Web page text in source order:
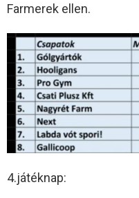
Farmerek ellen.
4.játéknap: